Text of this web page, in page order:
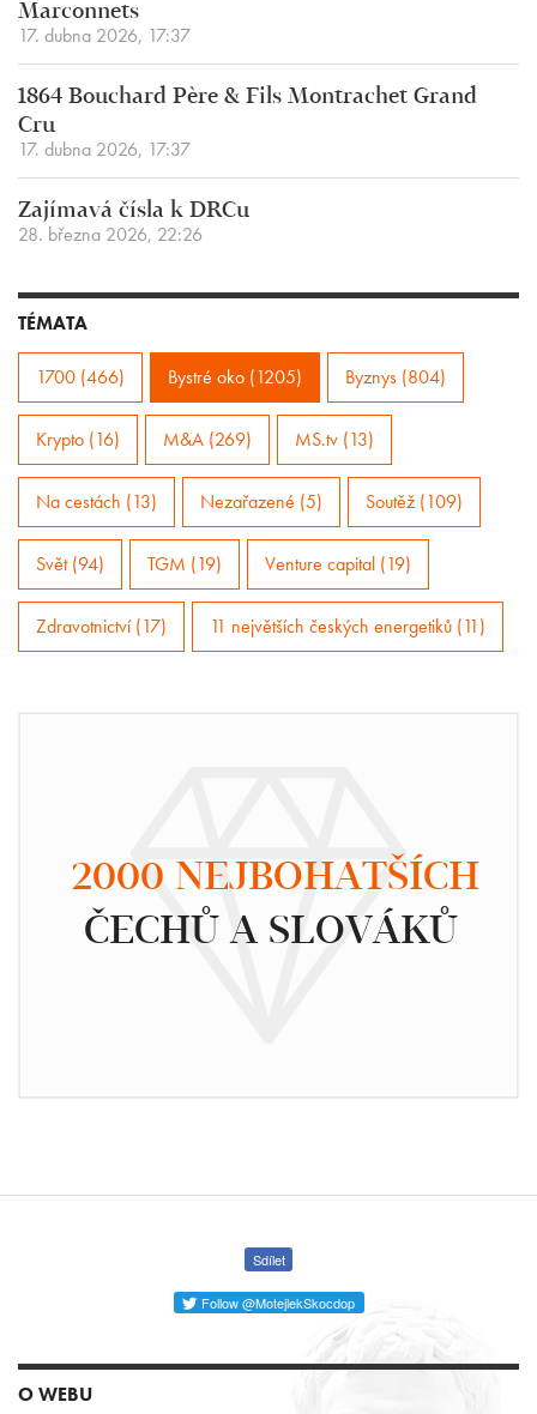
Marconnets
17. dubna 2026, 17:37
1864 Bouchard Père & Fils Montrachet Grand
Cru
17. dubna 2026, 17:37
Zajímavá čísla k DRCu
28. března 2026, 22:26
TÉMATA
1700 (466) Bystré oko (1205) Byznys (804)
Krypto (16) M&A (269) MS.tv (13)
Na cestách (13) Nezařazené (5) Soutěž (109)
Svět (94) TGM (19) Venture capital (19)
Zdravotnictví (17) 11 největších českých energetiků (11)
2000 NEJBOHATŠÍCH
ČECHŮ A SLOVÁKŮ
Sdílet
Follow @MotejlekSkocdop
O WEBU